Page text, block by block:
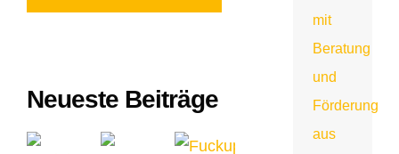
Neueste Beiträge
mit
Beratung
und
Förderung
aus